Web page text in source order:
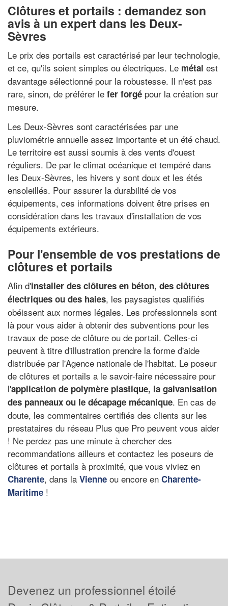
Clôtures et portails : demandez son
avis à un expert dans les Deux-
Sèvres
Le prix des portails est caractérisé par leur technologie,
et ce, qu'ils soient simples ou électriques. Le métal est
davantage sélectionné pour la robustesse. Il n'est pas
rare, sinon, de préférer le fer forgé pour la création sur
mesure.
Les Deux-Sèvres sont caractérisées par une
pluviométrie annuelle assez importante et un été chaud.
Le territoire est aussi soumis à des vents d'ouest
réguliers. De par le climat océanique et tempéré dans
les Deux-Sèvres, les hivers y sont doux et les étés
ensoleillés. Pour assurer la durabilité de vos
équipements, ces informations doivent être prises en
considération dans les travaux d'installation de vos
équipements extérieurs.
Pour l'ensemble de vos prestations de
clôtures et portails
Afin d'installer des clôtures en béton, des clôtures
électriques ou des haies, les paysagistes qualifiés
obéissent aux normes légales. Les professionnels sont
là pour vous aider à obtenir des subventions pour les
travaux de pose de clôture ou de portail. Celles-ci
peuvent à titre d'illustration prendre la forme d'aide
distribuée par l'Agence nationale de l'habitat. Le poseur
de clôtures et portails a le savoir-faire nécessaire pour
l'application de polymère plastique, la galvanisation
des panneaux ou le décapage mécanique. En cas de
doute, les commentaires certifiés des clients sur les
prestataires du réseau Plus que Pro peuvent vous aider
! Ne perdez pas une minute à chercher des
recommandations ailleurs et contactez les poseurs de
clôtures et portails à proximité, que vous viviez en
Charente, dans la Vienne ou encore en Charente-
Maritime !
Devenez un professionnel étoilé